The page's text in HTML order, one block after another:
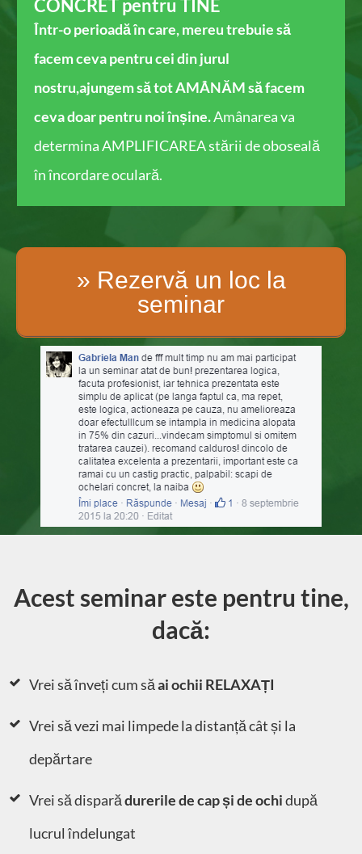
CONCRET pentru TINE
Într-o perioadă în care, mereu trebuie să
facem ceva pentru cei din jurul
nostru,ajungem să tot AMÂNĂM ​să facem
ceva doar pentru noi înșine.Amânarea va
determina AMPLIFICAREA stării de oboseală
în încordare oculară.
» Rezervă un loc la
seminar
Acest seminar este pentru tine,
dacă:
Vrei să învețicum săai ochii RELAXAȚI
Vrei să vezi mai limpede la distanță cât și la
depărtare
Vrei să disparădurerile de cap și de ochidupă
lucrul îndelungat